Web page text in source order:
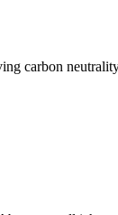
carbon